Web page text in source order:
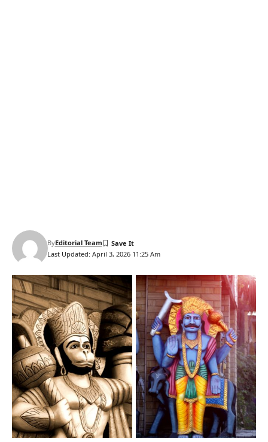
Last Updated: April 3, 2026 11:25 Am
ByEditorial Team